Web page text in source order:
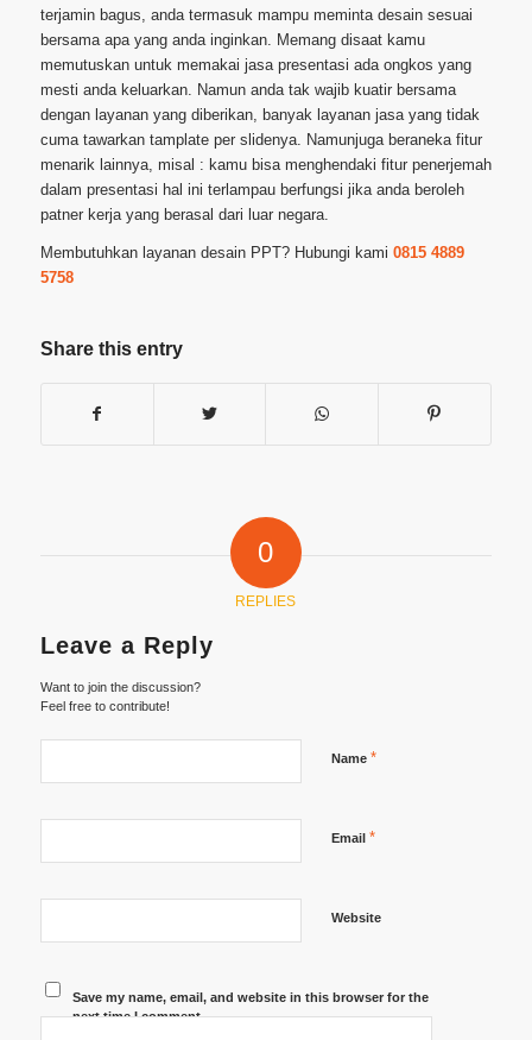
terjamin bagus, anda termasuk mampu meminta desain sesuai
bersama apa yang anda inginkan. Memang disaat kamu
memutuskan untuk memakai jasa presentasi ada ongkos yang
mesti anda keluarkan. Namun anda tak wajib kuatir bersama
dengan layanan yang diberikan, banyak layanan jasa yang tidak
cuma tawarkan tamplate per slidenya. Namunjuga beraneka fitur
menarik lainnya, misal : kamu bisa menghendaki fitur penerjemah
dalam presentasi hal ini terlampau berfungsi jika anda beroleh
patner kerja yang berasal dari luar negara.
Membutuhkan layanan desain PPT? Hubungi kami 0815 4889
5758
Share this entry
0
REPLIES
Leave a Reply
Want to join the discussion?
Feel free to contribute!
Name *
Email *
Website
Save my name, email, and website in this browser for the
next time I comment.